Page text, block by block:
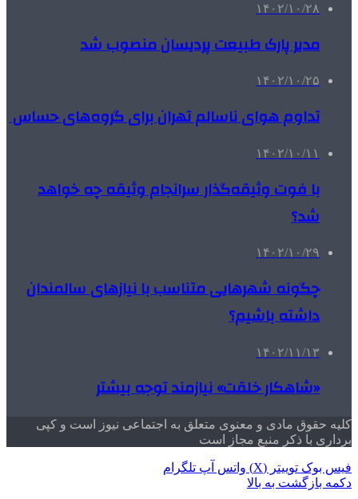
۱۴۰۲/۱۰/۲۸
مدیر پارک طبیعت پردیسان منصوب شد
۱۴۰۲/۱۰/۲۵
تداوم هوای ناسالم تهران برای گروه‌های حساس
۱۴۰۲/۱۰/۱۱
با فوت وثیقه‌گذار سرانجام وثیقه چه خواهد
شد؟
۱۴۰۲/۱۰/۲۹
چگونه شهرهایی متناسب با نیازهای سالمندان
داشته باشیم؟
۱۴۰۲/۱۱/۱۳
«شاهکار خلقت» نیازمند توجه بیشتر
کلیه حقوق مادی و معنوی متعلق به اجتماعی نیوز است و کپی
برداری با ذکر منبع مجاز است
فیس بوک توییتر (X) واتس آپ تلگرام
دکمه بازگشت به بالا